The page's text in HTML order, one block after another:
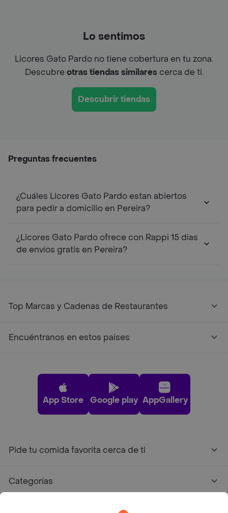
Lo sentimos
Licores Gato Pardo no tiene cobertura en tu zona.
Descubreotras tiendas similarescerca de ti.
Descubrir tiendas
Preguntas frecuentes
¿Cuáles Licores Gato Pardo estan abiertos
para pedir a domicilio en Pereira?
¿Licores Gato Pardo ofrece con Rappi 15 días
de envíos gratis en Pereira?
Top Marcas y Cadenas de Restaurantes
Encuéntranos en estos países
App Store Google play AppGallery
Pide tu comida favorita cerca de ti
Categorías